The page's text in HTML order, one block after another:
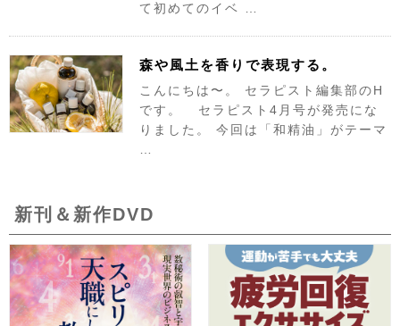
て初めてのイベ …
森や風土を香りで表現する。
こんにちは〜。 セラピスト編集部のH
です。 セラピスト4月号が発売にな
りました。 今回は「和精油」がテーマ
新刊＆新作DVD